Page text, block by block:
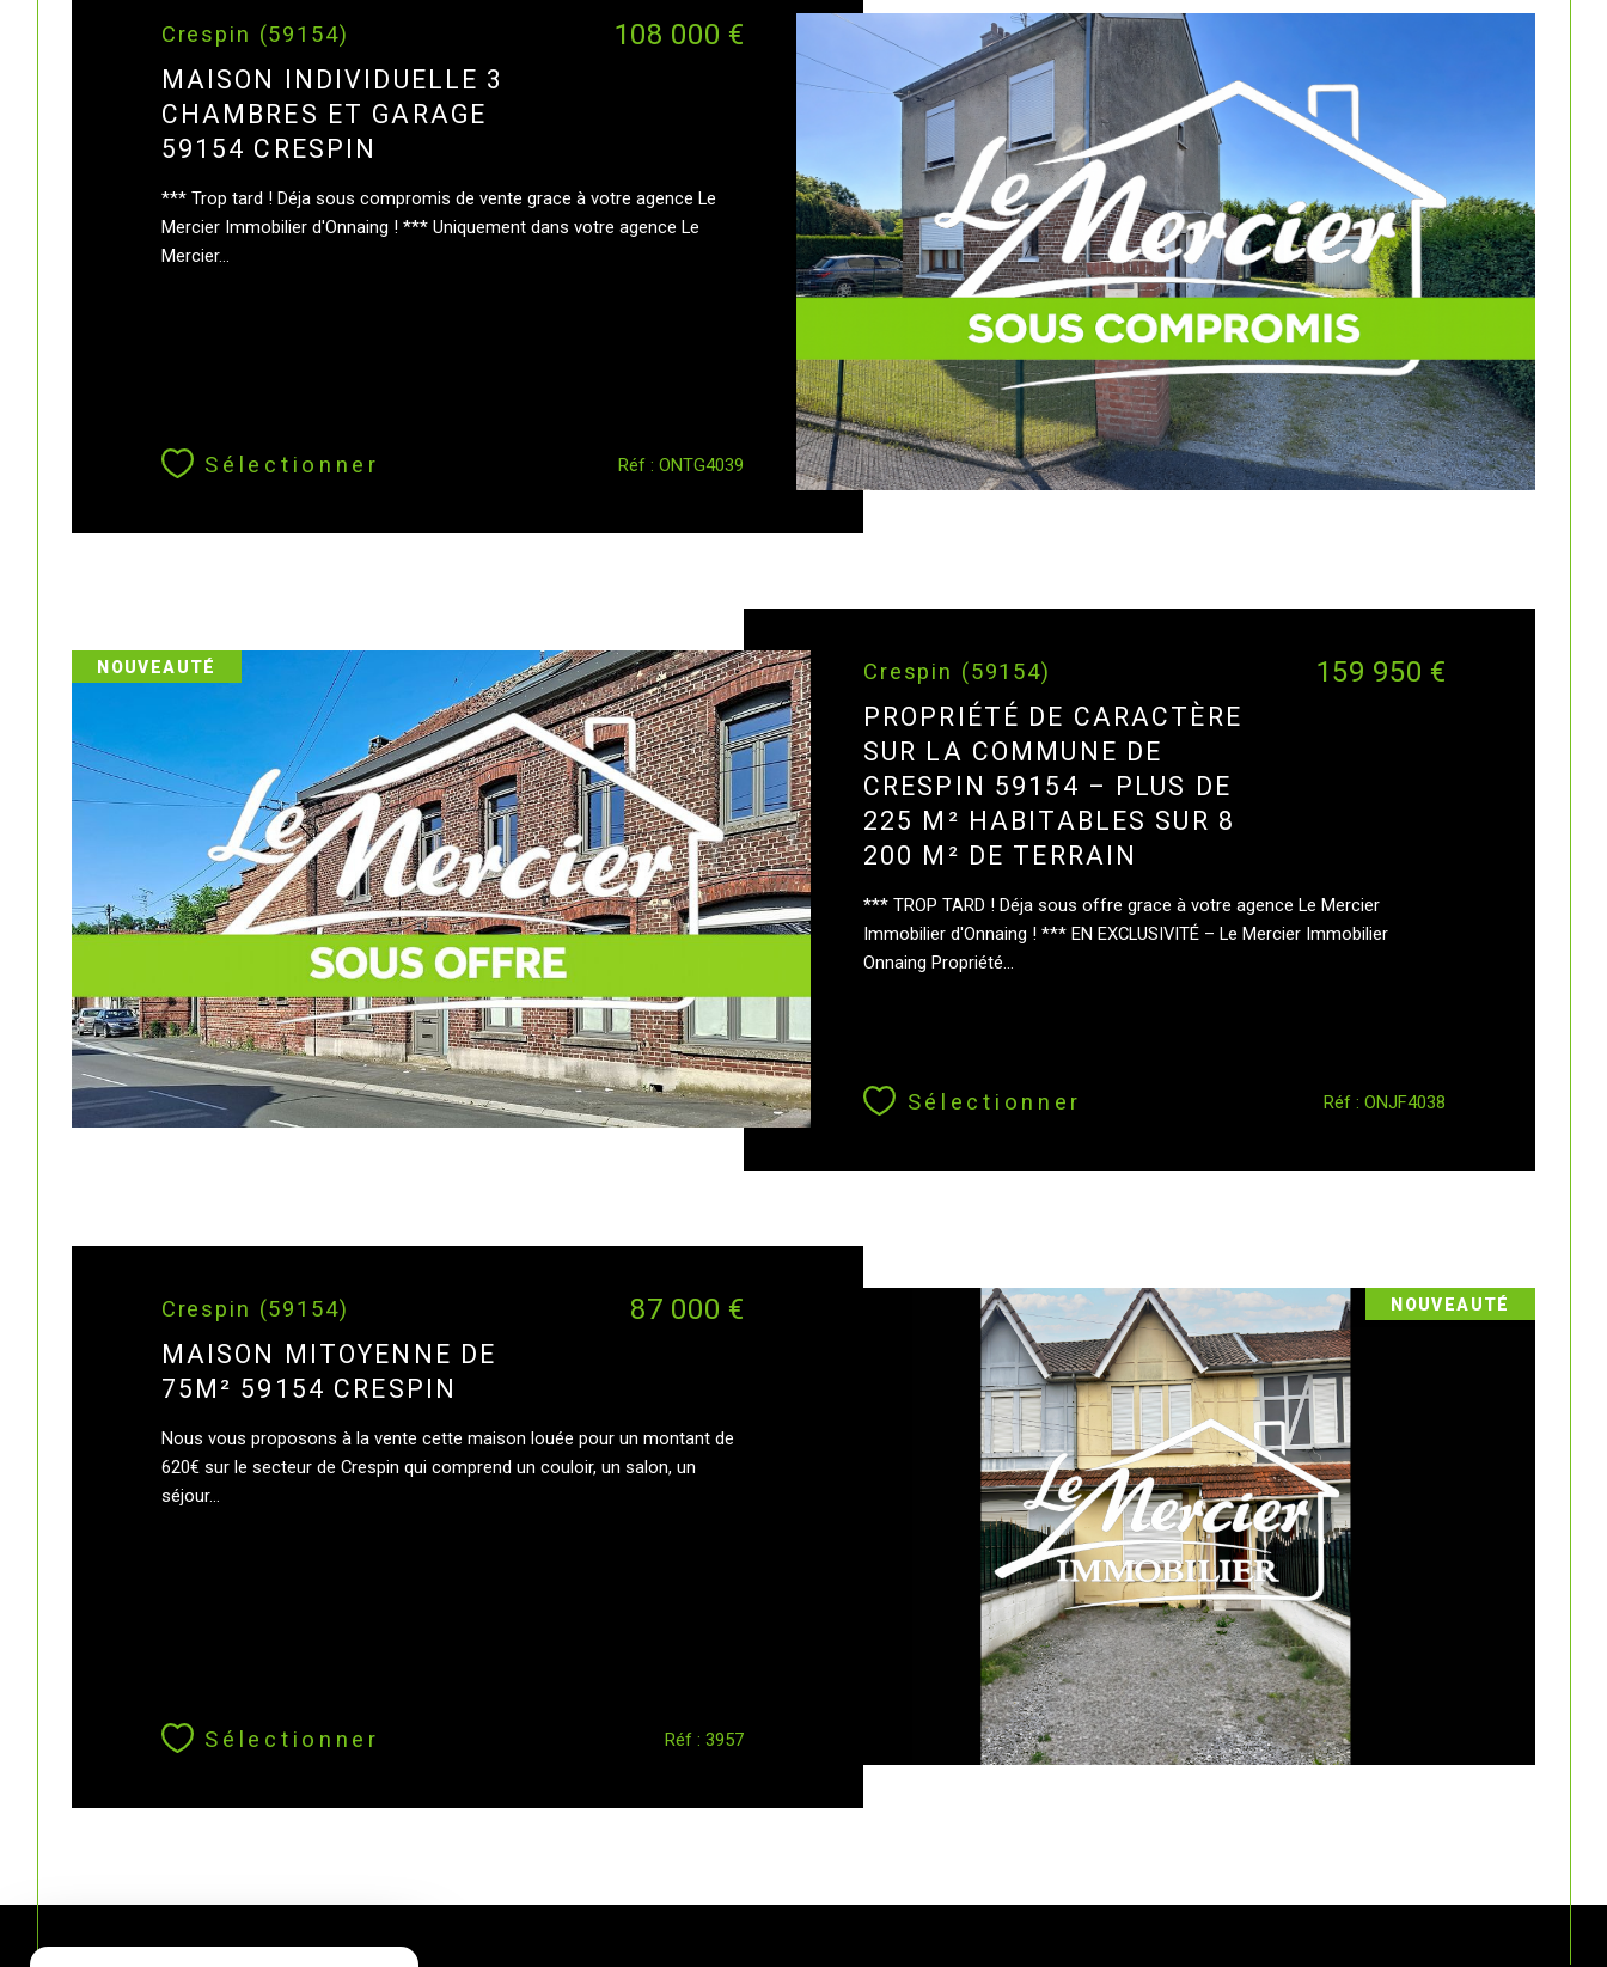
Crespin (59154)
MAISON INDIVIDUELLE 3
CHAMBRES ET GARAGE
59154 CRESPIN
108 000 €
*** Trop tard ! Déja sous compromis de vente grace à votre agence Le
Mercier Immobilier d'Onnaing ! *** Uniquement dans votre agence Le
Mercier...
Sélectionner Réf : ONTG4039
Crespin (59154)
PROPRIÉTÉ DE CARACTÈRE
SUR LA COMMUNE DE
CRESPIN 59154 – PLUS DE
225 M² HABITABLES SUR 8
200 M² DE TERRAIN
159 950 €
*** TROP TARD ! Déja sous offre grace à votre agence Le Mercier
Immobilier d'Onnaing ! *** EN EXCLUSIVITÉ – Le Mercier Immobilier
Onnaing Propriété...
Sélectionner Réf : ONJF4038
NOUVEAUTÉ
Crespin (59154)
MAISON MITOYENNE DE
75M² 59154 CRESPIN
87 000 €
Nous vous proposons à la vente cette maison louée pour un montant de
620€ sur le secteur de Crespin qui comprend un couloir, un salon, un
séjour...
Sélectionner Réf : 3957
NOUVEAUTÉ